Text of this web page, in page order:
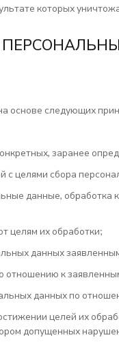
которых
основе следующих
заранее
с целями сбора
данные, обработка
целям их обработки;
данных
к
данных по
целей их
допущенных